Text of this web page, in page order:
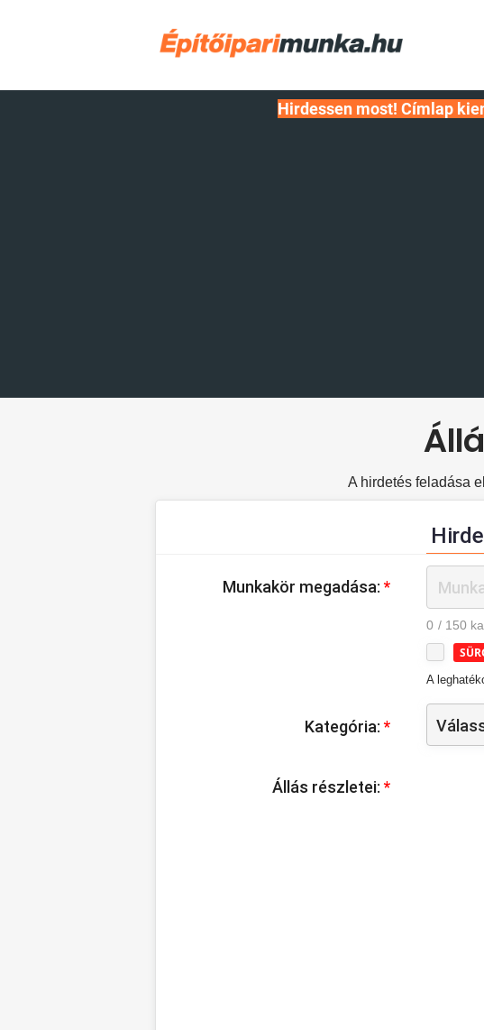
Hirdessen most! Címlap
A hirdetés feladása
Munkakör megadása:*
0 / 150
A
Kategória:*
Állás részletei:*